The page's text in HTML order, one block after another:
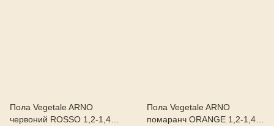
Пола Vegetale ARNO
червоний ROSSO 1,2-1,4
Пола Vegetale ARNO
помаранч ORANGE 1,2-1,4